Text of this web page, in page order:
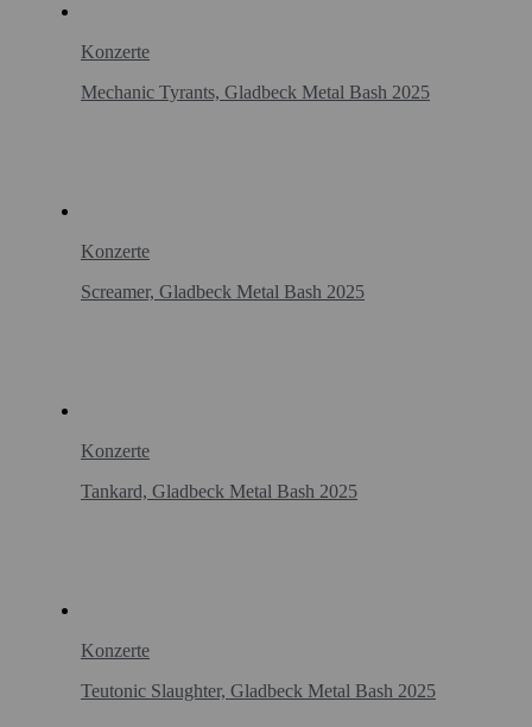
Konzerte
Mechanic Tyrants, Gladbeck Metal Bash 2025
Konzerte
Screamer, Gladbeck Metal Bash 2025
Konzerte
Tankard, Gladbeck Metal Bash 2025
Konzerte
Teutonic Slaughter, Gladbeck Metal Bash 2025